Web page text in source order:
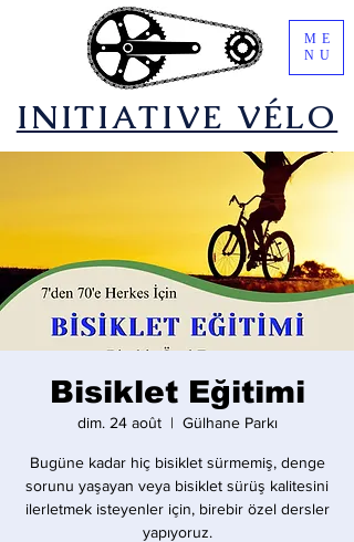
​INITIATIVE VÉLO
ME
NU
Bisiklet Eğitimi
dim. 24 août
  |
Gülhane Parkı
Bugüne kadar hiç bisiklet sürmemiş, denge
sorunu yaşayan veya bisiklet sürüş kalitesini
ilerletmek isteyenler için, birebir özel dersler
yapıyoruz.